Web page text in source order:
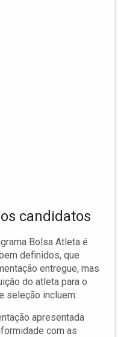
candidatos
Bolsa Atleta é
definidos, que
entregue, mas
do atleta para o
seleção incluem:
apresentada
com as